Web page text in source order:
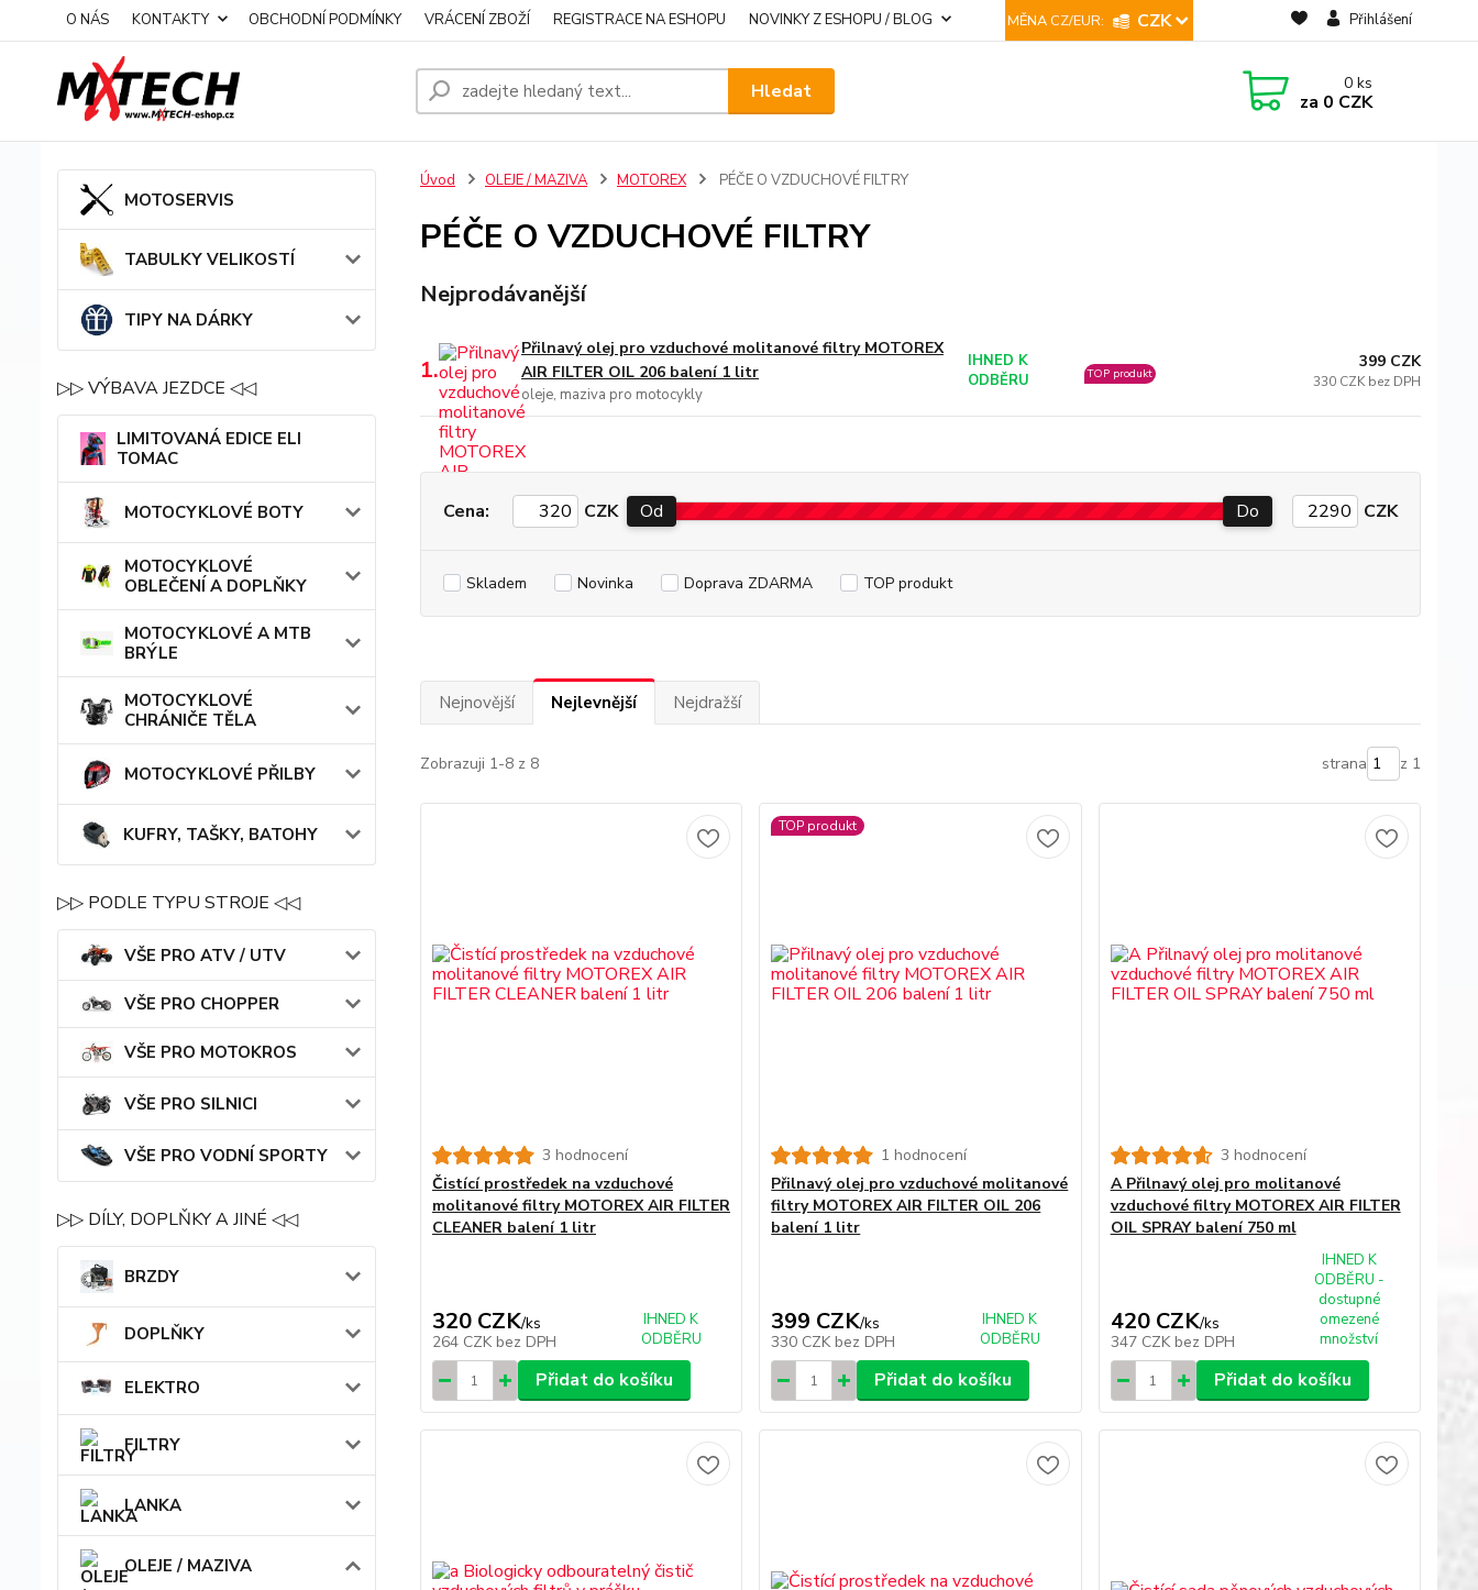
O NÁS KONTAKTY OBCHODNÍ PODMÍNKY VRÁCENÍ ZBOŽÍ REGISTRACE NA ESHOPU NOVINKY Z ESHOPU / BLOG CZK Přihlášení
Hledat 0 ks
za 0 CZK
MOTOSERVIS
TABULKY VELIKOSTÍ
TIPY NA DÁRKY
▷▷ VÝBAVA JEZDCE ◁◁
LIMITOVANÁ EDICE ELI
TOMAC
MOTOCYKLOVÉ BOTY
MOTOCYKLOVÉ
OBLEČENÍ A DOPLŇKY
MOTOCYKLOVÉ A MTB
BRÝLE
MOTOCYKLOVÉ
CHRÁNIČE TĚLA
MOTOCYKLOVÉ PŘILBY
KUFRY, TAŠKY, BATOHY
▷▷ PODLE TYPU STROJE ◁◁
VŠE PRO ATV / UTV
VŠE PRO CHOPPER
VŠE PRO MOTOKROS
VŠE PRO SILNICI
VŠE PRO VODNÍ SPORTY
▷▷ DÍLY, DOPLŇKY A JINÉ ◁◁
BRZDY
DOPLŇKY
ELEKTRO
FILTRY
LANKA
OLEJE / MAZIVA
Úvod OLEJE / MAZIVA MOTOREX PÉČE O VZDUCHOVÉ FILTRY
PÉČE O VZDUCHOVÉ FILTRY
Nejprodávanější
1.
Přilnavý olej pro vzduchové molitanové filtry MOTOREX
AIR FILTER OIL 206 balení 1 litr
oleje, maziva pro motocykly
IHNED K
ODBĚRU
TOP produkt
399 CZK
330 CZK bez DPH
Cena: CZK Od Do CZK
Skladem Novinka Doprava ZDARMA TOP produkt
Nejnovější Nejlevnější Nejdražší
Zobrazuji 1-8 z 8 strana z 1
3 hodnocení
Čistící prostředek na vzduchové
molitanové filtry MOTOREX AIR FILTER
CLEANER balení 1 litr
320 CZK/ks
264 CZK bez DPH
IHNED K
ODBĚRU
Přidat do košíku
TOP produkt
1 hodnocení
Přilnavý olej pro vzduchové molitanové
filtry MOTOREX AIR FILTER OIL 206
balení 1 litr
399 CZK/ks
330 CZK bez DPH
IHNED K
ODBĚRU
Přidat do košíku
3 hodnocení
A Přilnavý olej pro molitanové
vzduchové filtry MOTOREX AIR FILTER
OIL SPRAY balení 750 ml
420 CZK/ks
347 CZK bez DPH
IHNED K
ODBĚRU -
dostupné
omezené
množství
Přidat do košíku